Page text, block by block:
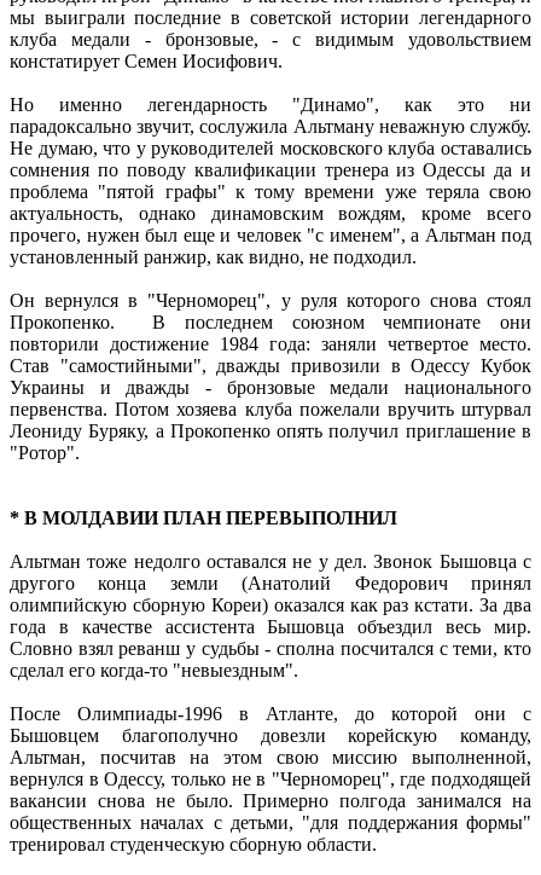
мы выиграли последние в советской истории легендарного
клуба медали - бронзовые, - с видимым удовольствием
констатирует Семен Иосифович.
Но именно легендарность "Динамо", как это ни
парадоксально звучит, сослужила Альтману неважную службу.
Не думаю, что у руководителей московского клуба оставались
сомнения по поводу квалификации тренера из Одессы да и
проблема "пятой графы" к тому времени уже теряла свою
актуальность, однако динамовским вождям, кроме всего
прочего, нужен был еще и человек "с именем", а Альтман под
установленный ранжир, как видно, не подходил.
Он вернулся в "Черноморец", у руля которого снова стоял
Прокопенко. В последнем союзном чемпионате они
повторили достижение 1984 года: заняли четвертое место.
Став "самостийными", дважды привозили в Одессу Кубок
Украины и дважды - бронзовые медали национального
первенства. Потом хозяева клуба пожелали вручить штурвал
Леониду Буряку, а Прокопенко опять получил приглашение в
"Ротор".
* В МОЛДАВИИ ПЛАН ПЕРЕВЫПОЛНИЛ
Альтман тоже недолго оставался не у дел. Звонок Бышовца с
другого конца земли (Анатолий Федорович принял
олимпийскую сборную Кореи) оказался как раз кстати. За два
года в качестве ассистента Бышовца объездил весь мир.
Словно взял реванш у судьбы - сполна посчитался с теми, кто
сделал его когда-то "невыездным".
После Олимпиады-1996 в Атланте, до которой они с
Бышовцем благополучно довезли корейскую команду,
Альтман, посчитав на этом свою миссию выполненной,
вернулся в Одессу, только не в "Черноморец", где подходящей
вакансии снова не было. Примерно полгода занимался на
общественных началах с детьми, "для поддержания формы"
тренировал студенческую сборную области.